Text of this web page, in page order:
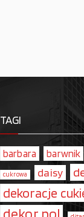
TAGI
barbara barwnik
cukrowa daisy
dekoracje